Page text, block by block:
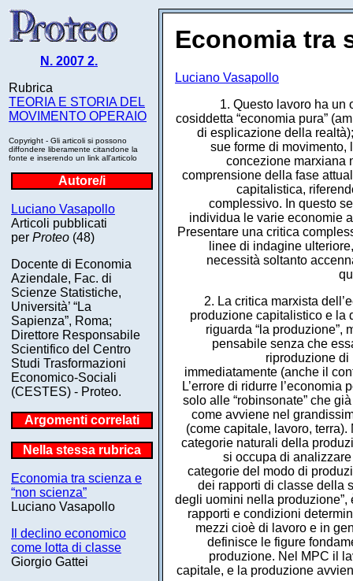
N. 2007 2.
Rubrica
TEORIA E STORIA DEL
MOVIMENTO OPERAIO
Copyright - Gli articoli si possono
diffondere liberamente citandone la
fonte e inserendo un link all'articolo
Autore/i
Luciano Vasapollo
Articoli pubblicati
per Proteo (48)
Docente di Economia
Aziendale, Fac. di
Scienze Statistiche,
Università’ “La
Sapienza”, Roma;
Direttore Responsabile
Scientifico del Centro
Studi Trasformazioni
Economico-Sociali
(CESTES) - Proteo.
Argomenti correlati
Nella stessa rubrica
Economia tra scienza e
“non scienza”
Luciano Vasapollo
Il declino economico
come lotta di classe
Giorgio Gattei
Economia tra
Luciano Vasapollo
1. Questo lavoro ha un
cosiddetta “economia pura”
di esplicazione della
sue forme di movimento,
concezione marxiana
comprensione della fase
capitalistica,
complessivo. In questo
individua le varie economie
Presentare una critica
linee di indagine
necessità soltanto
2. La critica marxista
produzione capitalistico e la
riguarda “la
pensabile senza che
riproduzione di
immediatamente (anche il
L’errore di ridurre
solo alle “robinsonate” che
come avviene nel
(come capitale, lavoro,
categorie naturali della
si occupa di
categorie del modo di
dei rapporti di classe della
degli uomini nella
rapporti e condizioni
mezzi cioè di lavoro e in
definisce le figure
produzione. Nel MPC il
capitale, e la produzione